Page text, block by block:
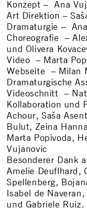
Konzept – Ana
Art Direktion –
Dramaturgie –
Choreografie –
und Olivera
Video – Marta
Webseite – Milan
Dramaturgische
Videoschnitt –
Kollaboration und
Achour, Saša
Bulut, Zeina
Marta Popivoda,
Vujanovic
Besonderer Dank
Amelie Deuflhard,
Spellenberg,
Isabel de
und Gabriele Ruiz.